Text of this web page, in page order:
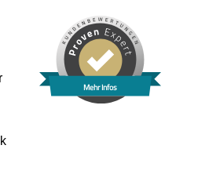
Mehr Infos